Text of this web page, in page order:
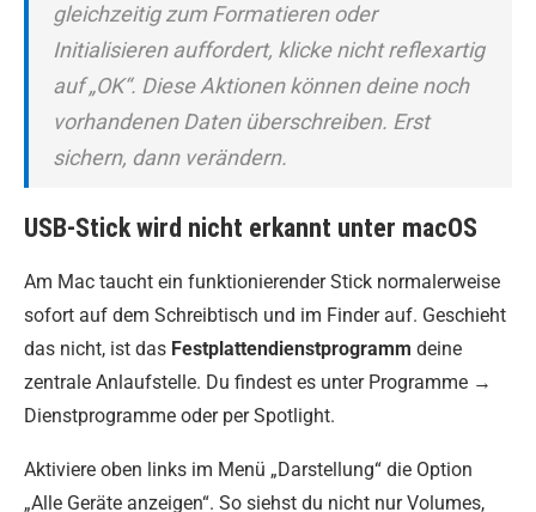
gleichzeitig zum Formatieren oder
Initialisieren auffordert, klicke nicht reflexartig
auf „OK“. Diese Aktionen können deine noch
vorhandenen Daten überschreiben. Erst
sichern, dann verändern.
USB-Stick wird nicht erkannt unter macOS
Am Mac taucht ein funktionierender Stick normalerweise
sofort auf dem Schreibtisch und im Finder auf. Geschieht
das nicht, ist das Festplattendienstprogramm deine
zentrale Anlaufstelle. Du findest es unter Programme →
Dienstprogramme oder per Spotlight.
Aktiviere oben links im Menü „Darstellung“ die Option
„Alle Geräte anzeigen“. So siehst du nicht nur Volumes,